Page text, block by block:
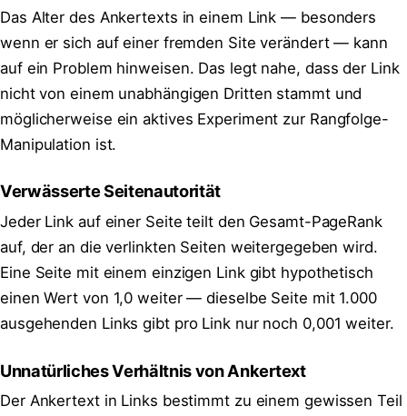
Das Alter des Ankertexts in einem Link — besonders
wenn er sich auf einer fremden Site verändert — kann
auf ein Problem hinweisen. Das legt nahe, dass der Link
nicht von einem unabhängigen Dritten stammt und
möglicherweise ein aktives Experiment zur Rangfolge-
Manipulation ist.
Verwässerte Seitenautorität
Jeder Link auf einer Seite teilt den Gesamt-PageRank
auf, der an die verlinkten Seiten weitergegeben wird.
Eine Seite mit einem einzigen Link gibt hypothetisch
einen Wert von 1,0 weiter — dieselbe Seite mit 1.000
ausgehenden Links gibt pro Link nur noch 0,001 weiter.
Unnatürliches Verhältnis von Ankertext
Der Ankertext in Links bestimmt zu einem gewissen Teil